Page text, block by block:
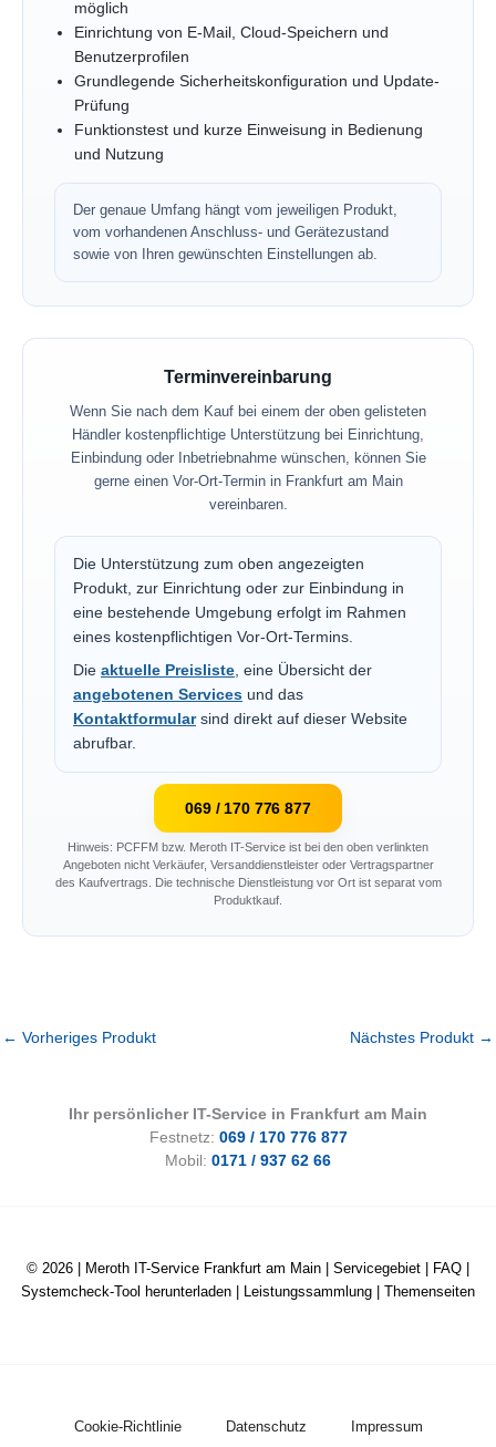
möglich
Einrichtung von E-Mail, Cloud-Speichern und
Benutzerprofilen
Grundlegende Sicherheitskonfiguration und Update-
Prüfung
Funktionstest und kurze Einweisung in Bedienung
und Nutzung
Der genaue Umfang hängt vom jeweiligen Produkt,
vom vorhandenen Anschluss- und Gerätezustand
sowie von Ihren gewünschten Einstellungen ab.
Terminvereinbarung
Wenn Sie nach dem Kauf bei einem der oben gelisteten
Händler kostenpflichtige Unterstützung bei Einrichtung,
Einbindung oder Inbetriebnahme wünschen, können Sie
gerne einen Vor-Ort-Termin in Frankfurt am Main
vereinbaren.
Die Unterstützung zum oben angezeigten
Produkt, zur Einrichtung oder zur Einbindung in
eine bestehende Umgebung erfolgt im Rahmen
eines kostenpflichtigen Vor-Ort-Termins.
Die aktuelle Preisliste, eine Übersicht der
angebotenen Services und das
Kontaktformularsind direkt auf dieser Website
abrufbar.
069 / 170 776 877
Hinweis: PCFFM bzw. Meroth IT-Service ist bei den oben verlinkten
Angeboten nicht Verkäufer, Versanddienstleister oder Vertragspartner
des Kaufvertrags. Die technische Dienstleistung vor Ort ist separat vom
Produktkauf.
← Vorheriges Produkt Nächstes Produkt →
Ihr persönlicher IT-Service in Frankfurt am Main
Festnetz: 069 / 170 776 877
Mobil: 0171 / 937 62 66
© 2026 | Meroth IT-Service Frankfurt am Main Servicegebiet FAQ
Systemcheck-Tool herunterladen
Leistungssammlung Themenseiten
Cookie-Richtlinie Datenschutz Impressum